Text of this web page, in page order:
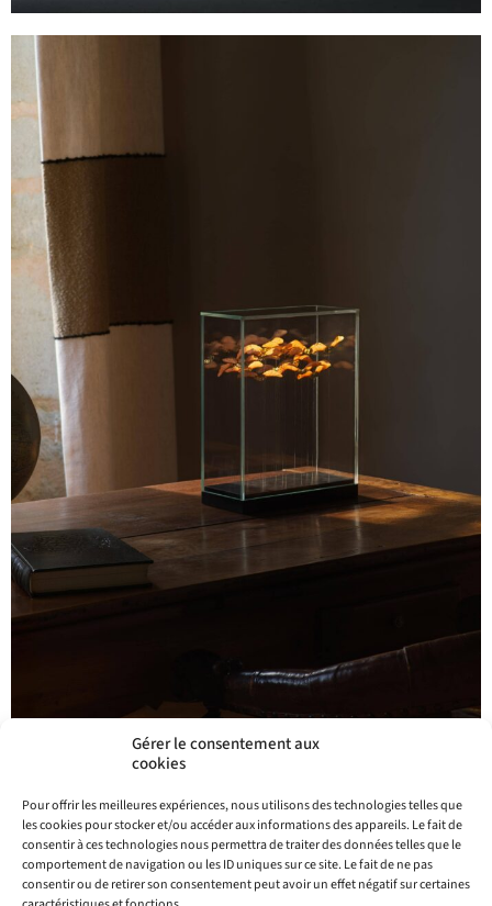
Gérer le consentement aux
cookies
Pour offrir les meilleures expériences, nous utilisons des technologies telles que
les cookies pour stocker et/ou accéder aux informations des appareils. Le fait de
consentir à ces technologies nous permettra de traiter des données telles que le
comportement de navigation ou les ID uniques sur ce site. Le fait de ne pas
consentir ou de retirer son consentement peut avoir un effet négatif sur certaines
Sophie Blanc Doreuse